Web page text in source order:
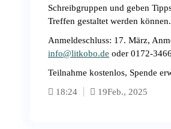
Schreibgruppen und geben
Treffen gestaltet werden können.
Anmeldeschluss: 17. März,
info@litkobo.de oder 0172-
Teilnahme kostenlos, Spende
18:24
19Feb., 2025